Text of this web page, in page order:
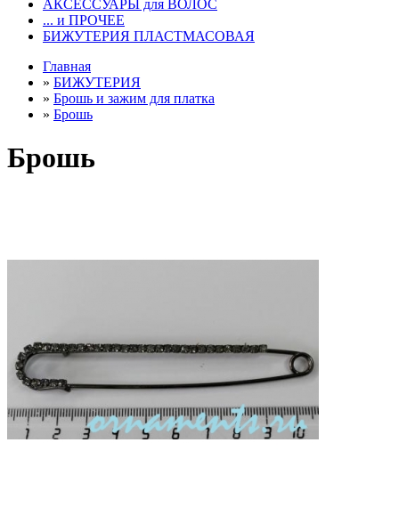
АКСЕССУАРЫ для ВОЛОС
... и ПРОЧЕЕ
БИЖУТЕРИЯ ПЛАСТМАСОВАЯ
Главная
» БИЖУТЕРИЯ
» Брошь и зажим для платка
» Брошь
Брошь